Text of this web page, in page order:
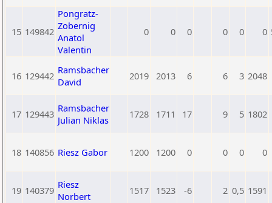
15 149842
Pongratz-
Zobernig
Anatol
Valentin
0 0 0 0 0 0
16 129442 Ramsbacher
David
2019 2013 6 6 3 2048
17 129443 Ramsbacher
Julian Niklas
1728 1711 17 9 5 1802
18 140856 Riesz Gabor 1200 1200 0 0 0 0
19 140379 Riesz
Norbert
1517 1523 -6 2 0,5 1591